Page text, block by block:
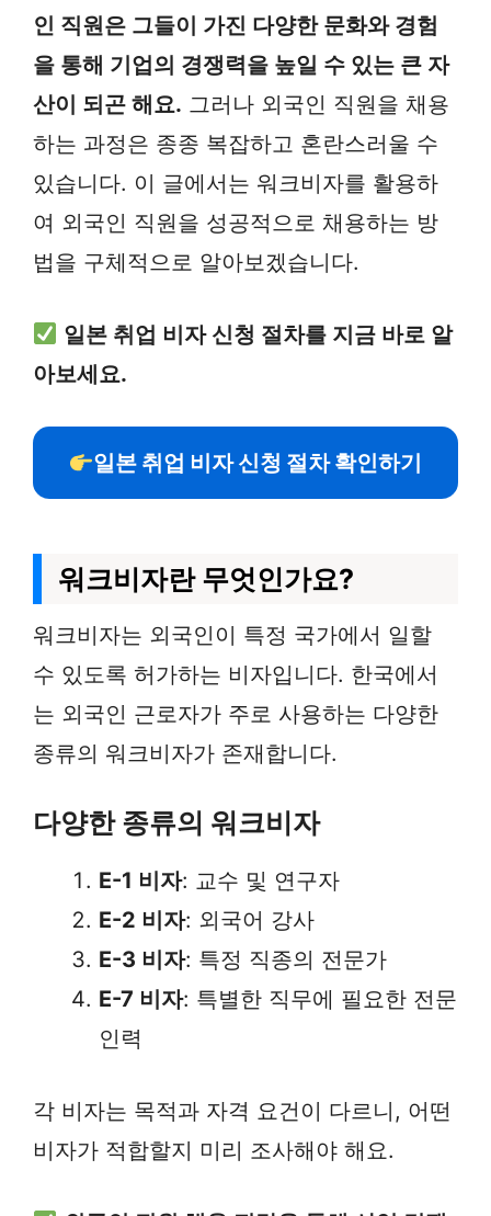
인 직원은 그들이 가진 다양한 문화와 경험
을 통해 기업의 경쟁력을 높일 수 있는 큰 자
산이 되곤 해요. 그러나 외국인 직원을 채용
하는 과정은 종종 복잡하고 혼란스러울 수
있습니다. 이 글에서는 워크비자를 활용하
여 외국인 직원을 성공적으로 채용하는 방
법을 구체적으로 알아보겠습니다.
일본 취업 비자 신청 절차를 지금 바로 알
아보세요.
일본 취업 비자 신청 절차 확인하기
워크비자란 무엇인가요?
워크비자는 외국인이 특정 국가에서 일할
수 있도록 허가하는 비자입니다. 한국에서
는 외국인 근로자가 주로 사용하는 다양한
종류의 워크비자가 존재합니다.
다양한 종류의 워크비자
E-1 비자: 교수 및 연구자
E-2 비자: 외국어 강사
E-3 비자: 특정 직종의 전문가
E-7 비자: 특별한 직무에 필요한 전문
인력
각 비자는 목적과 자격 요건이 다르니, 어떤
비자가 적합할지 미리 조사해야 해요.